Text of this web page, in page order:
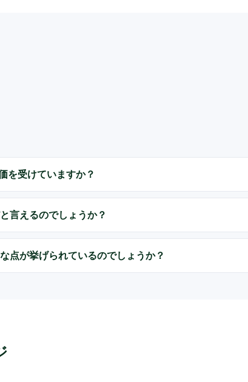
受けていますか？
言えるのでしょうか？
点が挙げられているのでしょうか？